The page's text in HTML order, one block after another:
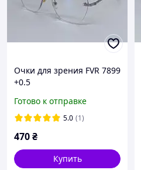
Очки для зрения FVR 7899
+0.5
Готово к отправке
5.0 (1)
470₴
Купить